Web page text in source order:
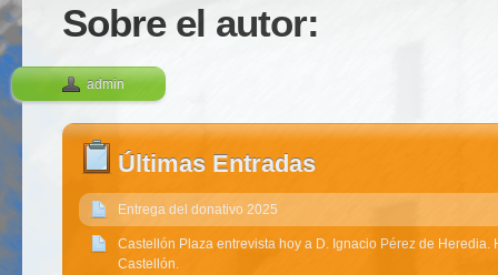
Sobre el autor:
admin
Últimas Entradas
Entrega del donativo 2025
Castellón Plaza entrevista hoy a D. Ignacio Pérez de Heredia.
Castellón.